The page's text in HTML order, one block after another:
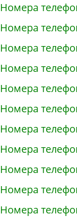
Номера
Номера
Номера
Номера
Номера
Номера
Номера
Номера
Номера
Номера
Номера